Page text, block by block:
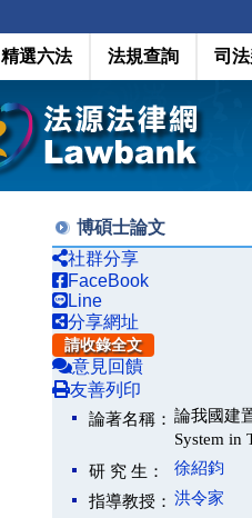
精選六法 法規查詢 司
博碩士論文
社群分享
FaceBook
Line
分享網址
請收錄全文
意見回饋
友善列印
論著名稱： 論我國建
System in
研 究 生：
徐紹鈞
指導教授： 洪令家